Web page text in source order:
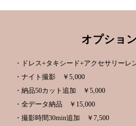
オプション
・ドレス+タキシード+アクセサリー
・ナイト撮影 ￥5,000
・納品50カット追加 ￥5,000
・全データ納品 ￥15,000
・撮影時間30min追加 ￥7,500